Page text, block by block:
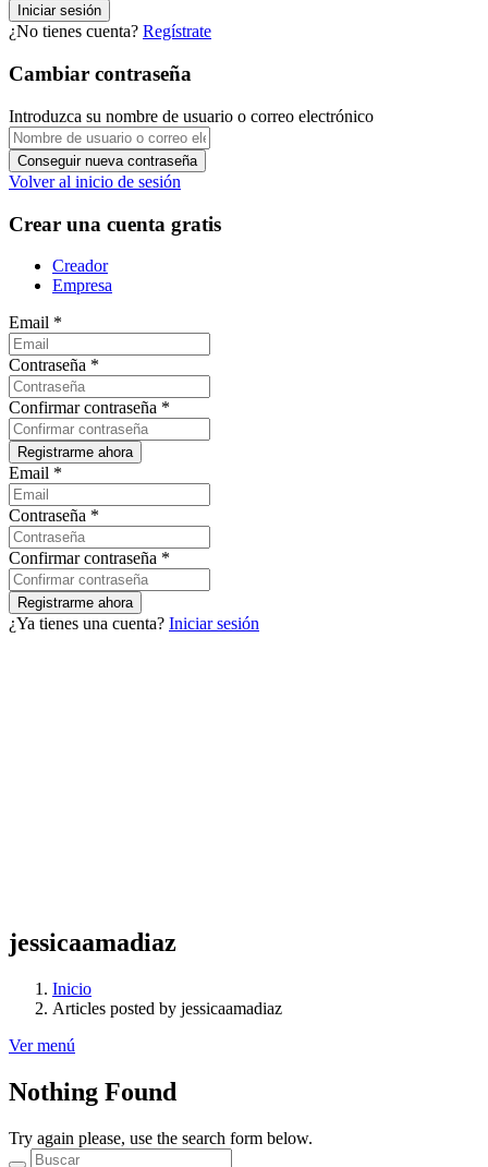
¿No tienes cuenta? Regístrate
Cambiar contraseña
Introduzca su nombre de usuario o correo electrónico
Volver al inicio de sesión
Crear una cuenta gratis
Creador
Empresa
Email *
Contraseña *
Confirmar contraseña *
Email *
Contraseña *
Confirmar contraseña *
¿Ya tienes una cuenta? Iniciar sesión
jessicaamadiaz
Inicio
Articles posted by jessicaamadiaz
Ver menú
Nothing Found
Try again please, use the search form below.